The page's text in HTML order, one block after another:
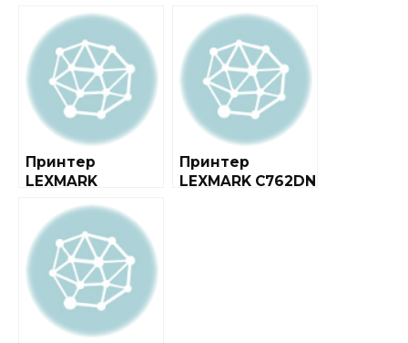
Принтер
LEXMARK
Принтер
LEXMARK C762DN